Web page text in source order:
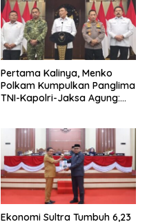
Pertama Kalinya, Menko
Polkam Kumpulkan Panglima
TNI-Kapolri-Jaksa Agung:
Ekonomi Sultra Tumbuh 6,23